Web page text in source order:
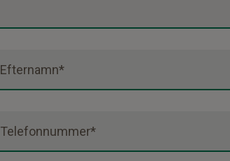
Efternamn*
Telefonnummer*